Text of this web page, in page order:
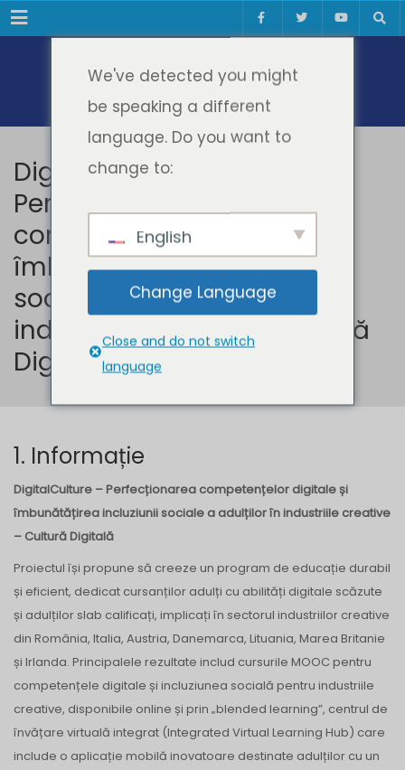
Meniul
Digital Culture –
Perfecționarea
competențelor digitale și
îmbunătățirea incluziunii
sociale a adulților în
industriile creative – Cultură
Digitală
1. Informație
DigitalCulture – Perfecționarea competențelor digitale și
îmbunătățirea incluziunii sociale a adulților în industriile creative
– Cultură Digitală
Proiectul își propune să creeze un program de educație durabil
și eficient, dedicat cursanților adulți cu abilități digitale scăzute
și adulților slab calificați, implicați în sectorul industriilor creative
din România, Italia, Austria, Danemarca, Lituania, Marea Britanie
și Irlanda. Principalele rezultate includ cursurile MOOC pentru
competențele digitale și incluziunea socială pentru industriile
creative, disponibile online și prin „blended learning”, centrul de
învățare virtuală integrat (Integrated Virtual Learning Hub) care
include o aplicație mobilă inovatoare destinate adulților cu un
We've detected you might
be speaking a different
language. Do you want to
change to:
English
Change Language
Close and do not switch
language